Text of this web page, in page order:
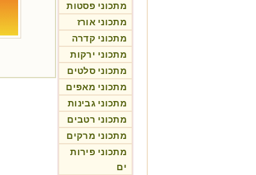
מתכוני פסטות
מתכוני אורז
מתכוני קדרה
מתכוני ירקות
מתכוני סלטים
מתכוני מאפים
מתכוני גבינות
מתכוני רטבים
מתכוני מרקים
מתכוני פירות
ים